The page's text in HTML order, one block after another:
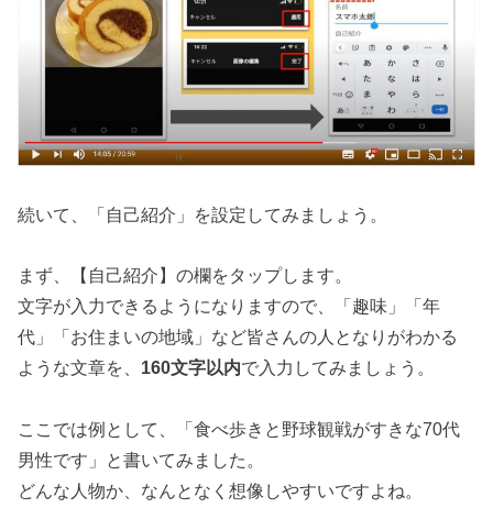
続いて、「自己紹介」を設定してみましょう。
まず、【自己紹介】の欄をタップします。
文字が入力できるようになりますので、「趣味」「年
代」「お住まいの地域」など皆さんの人となりがわかる
ような文章を、 160文字以内で入力してみましょう。
ここでは例として、「食べ歩きと野球観戦がすきな70代
男性です」と書いてみました。
どんな人物か、なんとなく想像しやすいですよね。